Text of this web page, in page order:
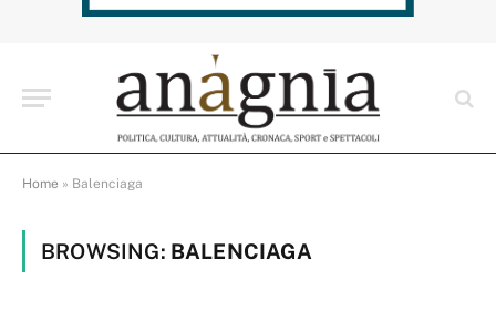
Home » Balenciaga
BROWSING: BALENCIAGA